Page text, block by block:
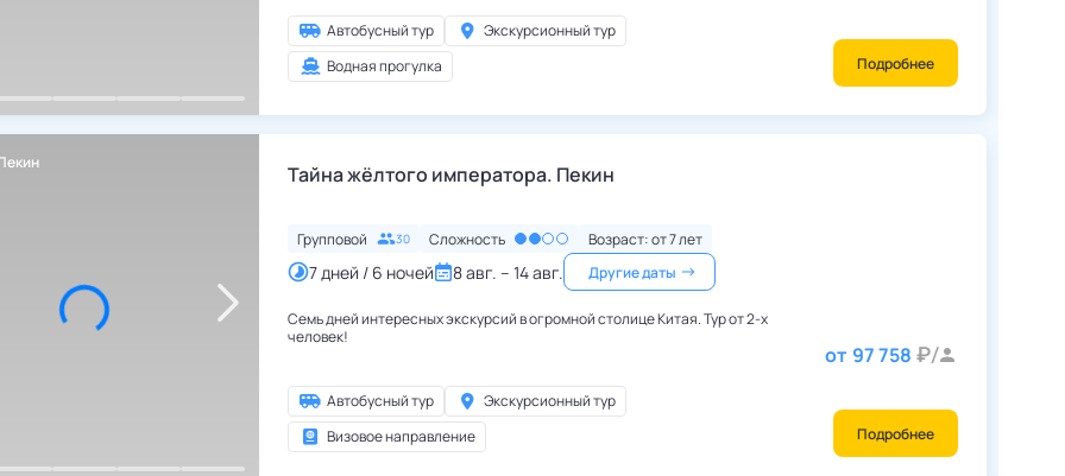
программа повторяется каждую неделю.**
Автобусный тур
Экскурсионный тур
Водная прогулка
Подробнее
Тайна жёлтого императора. Пекин
Групповой 30 Сложность Возраст: от7лет
7 дней / 6 ночей 8 авг. – 14 авг. Другие даты
Семь дней интересных экскурсий в огромной столице Китая. Тур от 2-х
человек!
Автобусный тур
Экскурсионный тур
Визовое направление
от 97 758
Подробнее